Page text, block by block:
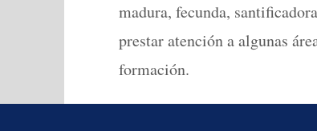
madura, fecunda,
prestar atención a algunas
formación.